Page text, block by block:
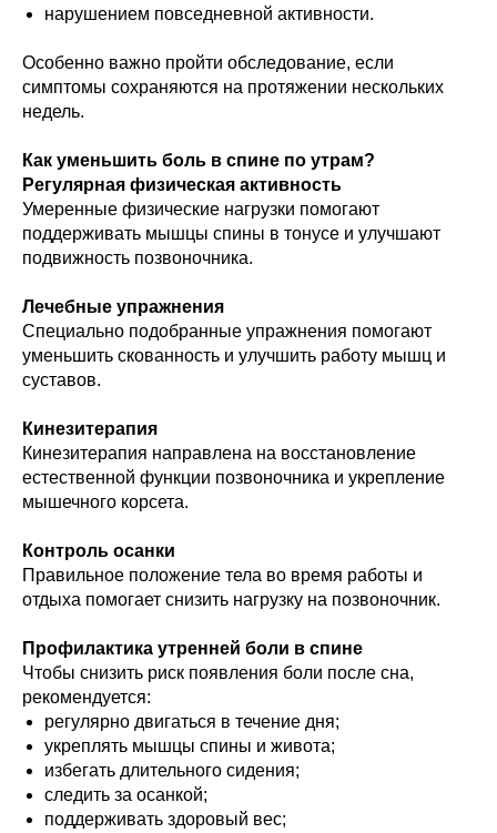
нарушением повседневной активности.
Особенно важно пройти обследование, если
симптомы сохраняются на протяжении нескольких
недель.
Как уменьшить боль в спине по утрам?
Регулярная физическая активность
Умеренные физические нагрузки помогают
поддерживать мышцы спины в тонусе и улучшают
подвижность позвоночника.
Лечебные упражнения
Специально подобранные упражнения помогают
уменьшить скованность и улучшить работу мышц и
суставов.
Кинезитерапия
Кинезитерапия направлена на восстановление
естественной функции позвоночника и укрепление
мышечного корсета.
Контроль осанки
Правильное положение тела во время работы и
отдыха помогает снизить нагрузку на позвоночник.
Профилактика утренней боли в спине
Чтобы снизить риск появления боли после сна,
рекомендуется:
регулярно двигаться в течение дня;
укреплять мышцы спины и живота;
избегать длительного сидения;
следить за осанкой;
поддерживать здоровый вес;